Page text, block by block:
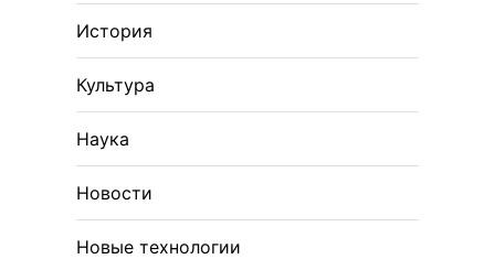
История
Культура
Наука
Новости
Новые технологии